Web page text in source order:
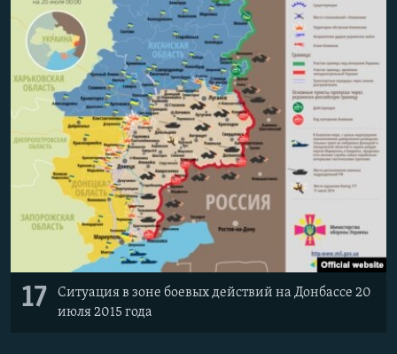
17
Ситуация в зоне боевых действий на Донбассе 20
июля 2015 года